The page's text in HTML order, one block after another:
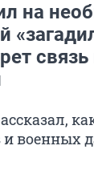
на
связь
и военных